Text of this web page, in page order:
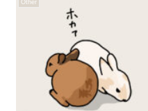
Other